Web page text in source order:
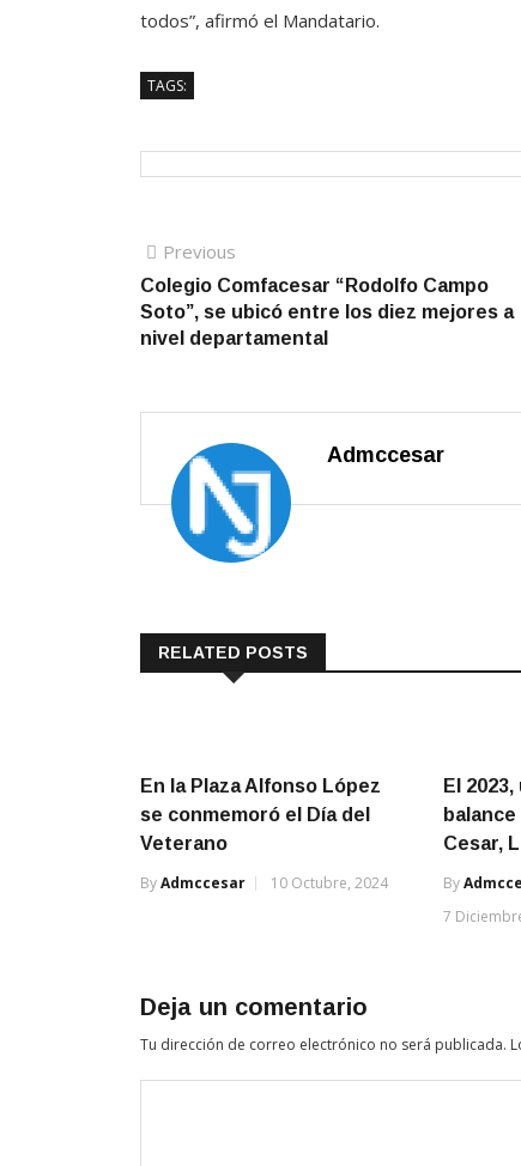
todos”, afirmó el Mandatario.
TAGS:
Navegación de entradas
Previous
Colegio Comfacesar “Rodolfo Campo
Soto”, se ubicó entre los diez mejores a
nivel departamental
Admccesar
RELATED POSTS
En la Plaza Alfonso López
se conmemoró el Día del
Veterano
ByAdmccesar 10 Octubre, 2024
El
Cesar,
By
7
Deja un comentario
Tu dirección de correo electrónico no será publicada.